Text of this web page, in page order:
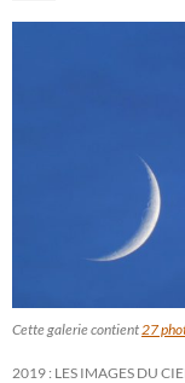
Cette galerie contient 27
2019 : LES IMAGES DU